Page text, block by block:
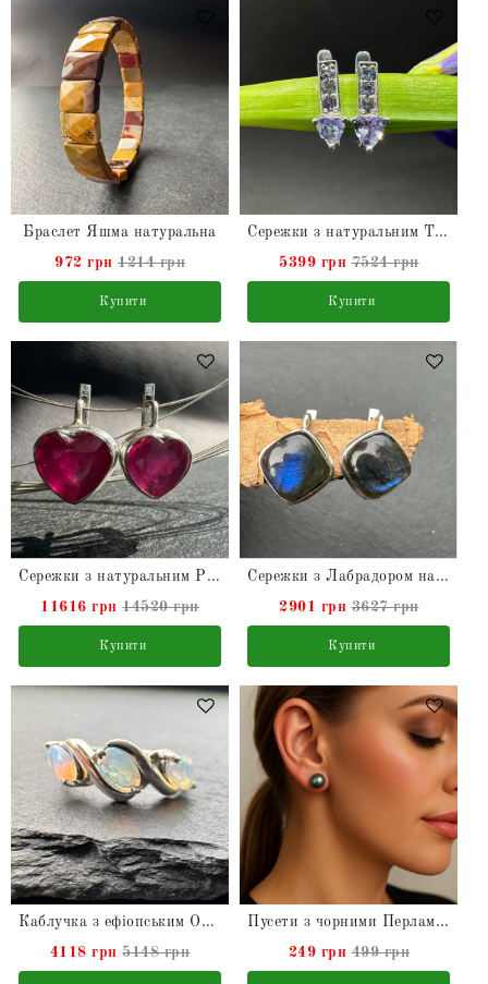
Браслет Яшма натуральна
972 грн 1214 грн
Купити
Сережки з натуральним Танзанітом зі срібла
5399 грн 7524 грн
Купити
Сережки з натуральним Рубіном зі срібла
11616 грн 14520 грн
Купити
Сережки з Лабрадором натуральним в сріблі
2901 грн 3627 грн
Купити
Каблучка з ефіопським Опалом натуральним зі срібла
4118 грн 5148 грн
Пусети з чорними Перлами натуральними
249 грн 499 грн